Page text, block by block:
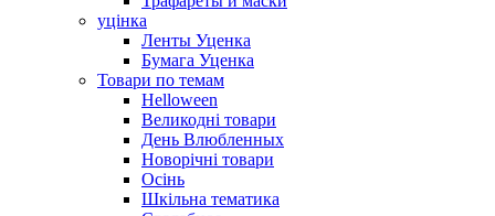
уцінка
Ленты Уценка
Бумага Уценка
Товари по темам
Helloween
Великодні товари
День Влюбленных
Новорічні товари
Осінь
Шкільна тематика